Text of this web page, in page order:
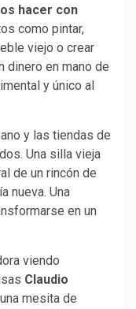
hacer con
como pintar,
viejo o crear
dinero en mano de
y único al
y las tiendas de
Una silla vieja
de un rincón de
nueva. Una
en un
viendo
Claudio
mesita de